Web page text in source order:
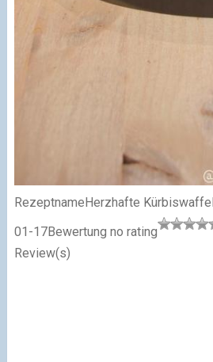
Rezeptname Herzhafte
01-17Bewertung no rating
Review(s)